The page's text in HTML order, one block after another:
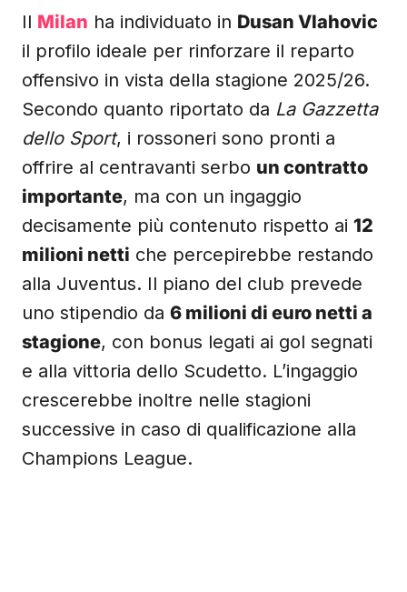
Il Milan ha individuato in Dusan Vlahovic
il profilo ideale per rinforzare il reparto
offensivo in vista della stagione 2025/26.
Secondo quanto riportato da La Gazzetta
dello Sport, i rossoneri sono pronti a
offrire al centravanti serbo un contratto
importante, ma con un ingaggio
decisamente più contenuto rispetto ai 12
milioni netti che percepirebbe restando
alla Juventus. Il piano del club prevede
uno stipendio da 6 milioni di euro netti a
stagione, con bonus legati ai gol segnati
e alla vittoria dello Scudetto. L’ingaggio
crescerebbe inoltre nelle stagioni
successive in caso di qualificazione alla
Champions League.